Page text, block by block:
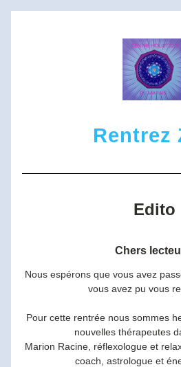
Rentrez
Edito
Chers
Nous espérons que vous avez
vous avez pu vous
Pour cette rentrée nous sommes
nouvelles thérapeutes
coach, astrologue et